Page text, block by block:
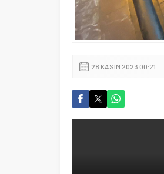
28 KASIM 2023 00:21